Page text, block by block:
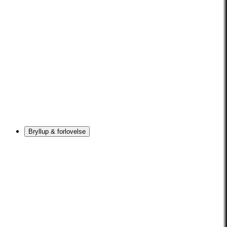
Bryllup & forlovelse